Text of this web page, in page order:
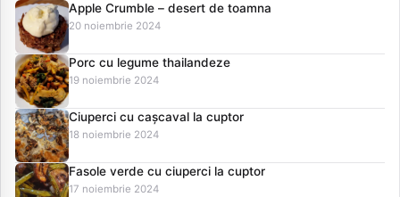
Apple Crumble – desert de toamna
20 noiembrie 2024
Porc cu legume thailandeze
19 noiembrie 2024
Ciuperci cu cașcaval la cuptor
18 noiembrie 2024
Fasole verde cu ciuperci la cuptor
17 noiembrie 2024